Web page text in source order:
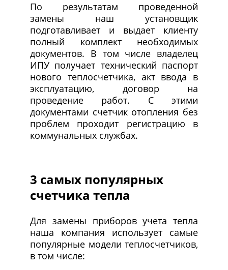
По результатам проведенной
замены наш установщик
подготавливает и выдает клиенту
полный комплект необходимых
документов. В том числе владелец
ИПУ получает технический паспорт
нового теплосчетчика, акт ввода в
эксплуатацию, договор на
проведение работ. С этими
документами счетчик отопления без
проблем проходит регистрацию в
коммунальных службах.
3 самых популярных
счетчика тепла
Для замены приборов учета тепла
наша компания использует самые
популярные модели теплосчетчиков,
в том числе: